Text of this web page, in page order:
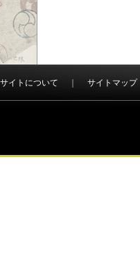
イトについて サイトマップ